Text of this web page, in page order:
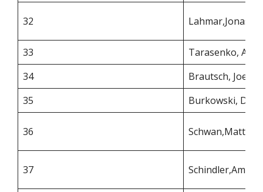
32 Lahmar,Jonas
33
Tarasenko,
34
Brautsch, Joel
35
Burkowski,
36 Schwan,Matteo
37 Schindler,Amilia